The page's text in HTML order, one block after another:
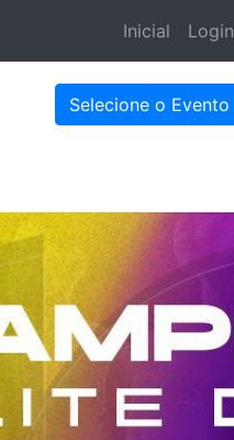
Inicial Login
Selecione o Evento